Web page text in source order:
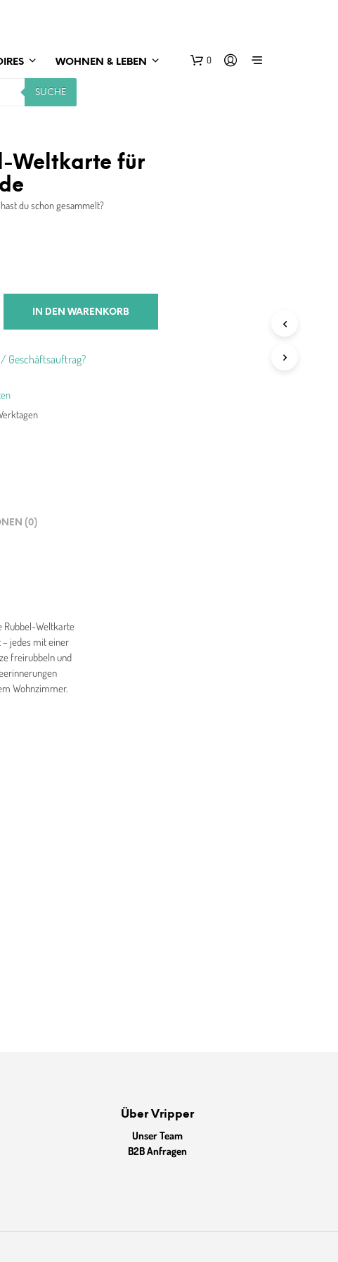
WOHNEN & LEBEN 0
SUCHE
Weltkarte für
du schon gesammelt?
IN DEN WARENKORB
Geschäftsauftrag?
(0)
Rubbel-Weltkarte
jedes mit einer
freirubbeln und
Wohnzimmer.
Über Vripper
Unser Team
B2B Anfragen